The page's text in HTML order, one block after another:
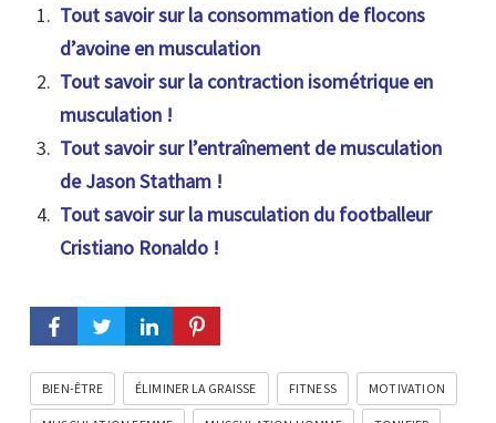
Tout savoir sur la consommation de flocons
d’avoine en musculation
Tout savoir sur la contraction isométrique en
musculation !
Tout savoir sur l’entraînement de musculation
de Jason Statham !
Tout savoir sur la musculation du footballeur
Cristiano Ronaldo !
BIEN-ÊTRE ÉLIMINER LA GRAISSE FITNESS MOTIVATION